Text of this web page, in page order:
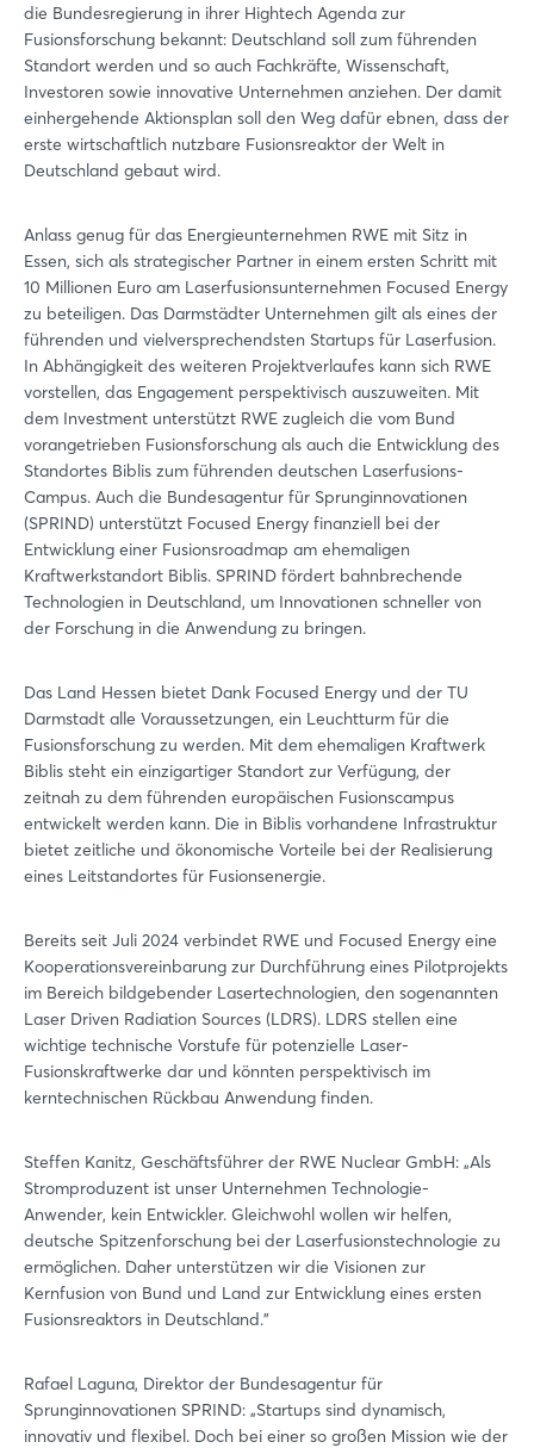
die Bundesregierung in ihrer Hightech Agenda zur
Fusionsforschung bekannt: Deutschland soll zum führenden
Standort werden und so auch Fachkräfte, Wissenschaft,
Investoren sowie innovative Unternehmen anziehen. Der damit
einhergehende Aktionsplan soll den Weg dafür ebnen, dass der
erste wirtschaftlich nutzbare Fusionsreaktor der Welt in
Deutschland gebaut wird.
Anlass genug für das Energieunternehmen RWE mit Sitz in
Essen, sich als strategischer Partner in einem ersten Schritt mit
10 Millionen Euro am Laserfusionsunternehmen Focused Energy
zu beteiligen. Das Darmstädter Unternehmen gilt als eines der
führenden und vielversprechendsten Startups für Laserfusion.
In Abhängigkeit des weiteren Projektverlaufes kann sich RWE
vorstellen, das Engagement perspektivisch auszuweiten. Mit
dem Investment unterstützt RWE zugleich die vom Bund
vorangetrieben Fusionsforschung als auch die Entwicklung des
Standortes Biblis zum führenden deutschen Laserfusions-
Campus. Auch die Bundesagentur für Sprunginnovationen
(SPRIND) unterstützt Focused Energy finanziell bei der
Entwicklung einer Fusionsroadmap am ehemaligen
Kraftwerkstandort Biblis. SPRIND fördert bahnbrechende
Technologien in Deutschland, um Innovationen schneller von
der Forschung in die Anwendung zu bringen.
Das Land Hessen bietet Dank Focused Energy und der TU
Darmstadt alle Voraussetzungen, ein Leuchtturm für die
Fusionsforschung zu werden. Mit dem ehemaligen Kraftwerk
Biblis steht ein einzigartiger Standort zur Verfügung, der
zeitnah zu dem führenden europäischen Fusionscampus
entwickelt werden kann. Die in Biblis vorhandene Infrastruktur
bietet zeitliche und ökonomische Vorteile bei der Realisierung
eines Leitstandortes für Fusionsenergie.
Bereits seit Juli 2024 verbindet RWE und Focused Energy eine
Kooperationsvereinbarung zur Durchführung eines Pilotprojekts
im Bereich bildgebender Lasertechnologien, den sogenannten
Laser Driven Radiation Sources (LDRS). LDRS stellen eine
wichtige technische Vorstufe für potenzielle Laser-
Fusionskraftwerke dar und könnten perspektivisch im
kerntechnischen Rückbau Anwendung finden.
Steffen Kanitz, Geschäftsführer der RWE Nuclear GmbH: „Als
Stromproduzent ist unser Unternehmen Technologie-
Anwender, kein Entwickler. Gleichwohl wollen wir helfen,
deutsche Spitzenforschung bei der Laserfusionstechnologie zu
ermöglichen. Daher unterstützen wir die Visionen zur
Kernfusion von Bund und Land zur Entwicklung eines ersten
Fusionsreaktors in Deutschland.”
Rafael Laguna, Direktor der Bundesagentur für
Sprunginnovationen SPRIND: „Startups sind dynamisch,
innovativ und flexibel. Doch bei einer so großen Mission wie der